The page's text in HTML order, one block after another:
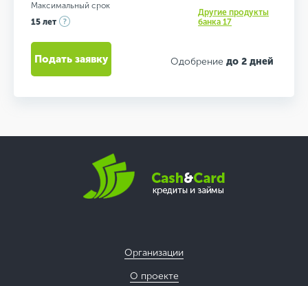
Максимальный срок
15 лет
Другие продукты
банка 17
Одобрение до 2 дней
Подать заявку
Организации
О проекте